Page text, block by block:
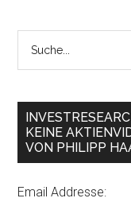
KEINE
VON PHILIPP
Email Addresse: